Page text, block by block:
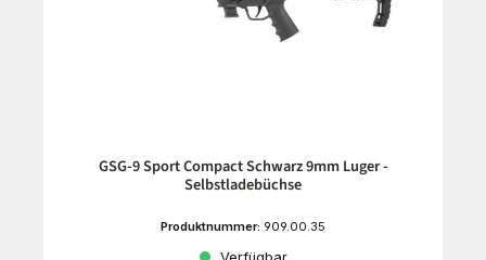
GSG-9 Sport Compact Schwarz 9mm Luger -
Selbstladebüchse
Produktnummer: 909.00.35